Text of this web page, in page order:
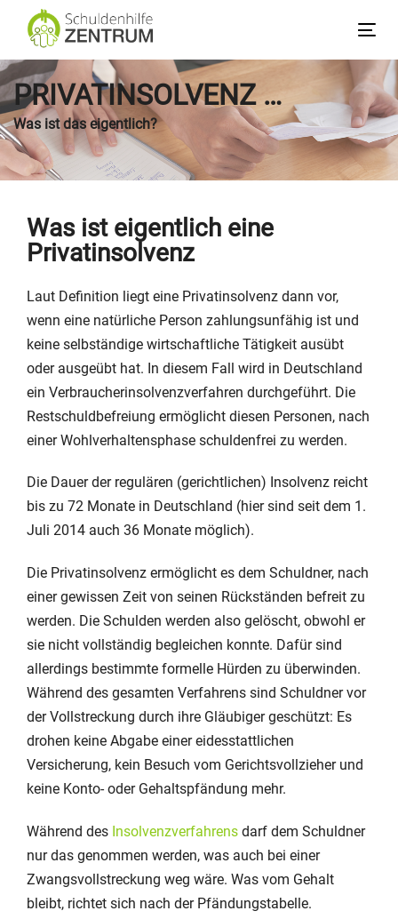
überspringen
Inhalt
springen
PRIVATINSOLVENZ …
Was ist das eigentlich?
Was ist eigentlich eine
Privatinsolvenz
Laut Definition liegt eine Privatinsolvenz dann vor,
wenn eine natürliche Person zahlungsunfähig ist und
keine selbständige wirtschaftliche Tätigkeit ausübt
oder ausgeübt hat. In diesem Fall wird in Deutschland
ein Verbraucherinsolvenzverfahren durchgeführt. Die
Restschuldbefreiung ermöglicht diesen Personen, nach
einer Wohlverhaltensphase schuldenfrei zu werden.
Die Dauer der regulären (gerichtlichen) Insolvenz reicht
bis zu 72 Monate in Deutschland (hier sind seit dem 1.
Juli 2014 auch 36 Monate möglich).
Die Privatinsolvenz ermöglicht es dem Schuldner, nach
einer gewissen Zeit von seinen Rückständen befreit zu
werden. Die Schulden werden also gelöscht, obwohl er
sie nicht vollständig begleichen konnte. Dafür sind
allerdings bestimmte formelle Hürden zu überwinden.
Während des gesamten Verfahrens sind Schuldner vor
der Vollstreckung durch ihre Gläubiger geschützt: Es
drohen keine Abgabe einer eidesstattlichen
Versicherung, kein Besuch vom Gerichtsvollzieher und
keine Konto- oder Gehaltspfändung mehr.
Während des Insolvenzverfahrens darf dem Schuldner
nur das genommen werden, was auch bei einer
Zwangsvollstreckung weg wäre. Was vom Gehalt
bleibt, richtet sich nach der Pfändungstabelle.